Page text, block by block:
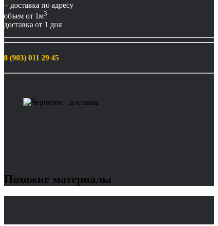
+ доставка по адресу
объем от 1м3
доставка от 1 дня
8 (903) 011 29 45
Похожие материалы